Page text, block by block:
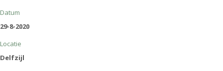
Datum
29-8-2020
Locatie
Delfzijl